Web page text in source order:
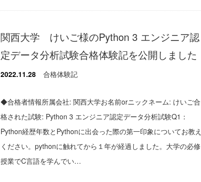
関西大学 けいご様のPython 3 エンジニア認
定データ分析試験合格体験記を公開しました
2022.11.28 合格体験記
◆合格者情報所属会社: 関西大学お名前orニックネーム: けいご合
格された試験: Python 3 エンジニア認定データ分析試験Q1：
Python経歴年数とPythonに出会った際の第一印象についてお教え
ください。pythonに触れてから１年が経過しました。大学の必修
授業でC言語を学んでい…